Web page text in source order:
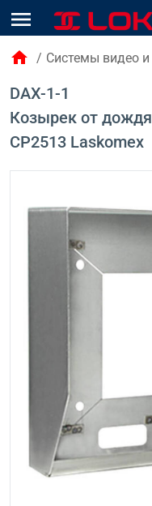
menu
home / Системы видео
DAX-1-1
Козырек от
CP2513 Laskomex